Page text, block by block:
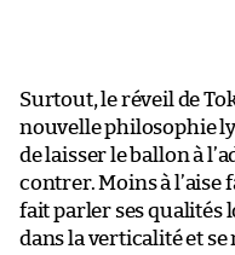
Surtout, le réveil de
nouvelle philosophie
de laisser le ballon à
contrer. Moins à l’aise
fait parler ses qualités
dans la verticalité et